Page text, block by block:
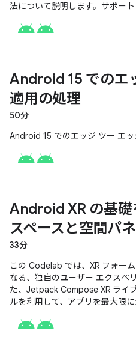
法について説明します。サポー
Android 15 でのエ
適用の処理
50分
Android 15 でのエッジ ツー エッ
Android XR の基礎
スペースと空間パ
33分
この Codelab では、XR フォー
なる、独自のユーザー エクスペ
た、Jetpack Compose XR ライ
ルを利用して、アプリを最大限
セットで動作させる方法の基礎